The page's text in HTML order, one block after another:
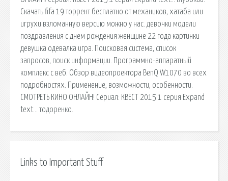
Скачать fifa 19 торрент бесплатно от механиков, хатаба или
игрухи взломанную версию можно у нас. девочки модели
поздравления с днем рождения женщине 22 года картинки
девушка одевалка игра. Поисковая сиcтема, список
запросов, поиск информации. Программно-аппаратный
комплекс с веб. Обзор видеопроектора BenQ W1070 во всех
подробностях. Применение, возможности, особенности.
СМОТРЕТЬ КИНО ОНЛАЙН! Сериал: КВЕСТ 2015 1 серия Expand
text… тодоренко.
Links to Important Stuff